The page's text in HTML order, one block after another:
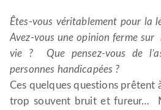
Êtes-vous véritablement pour la
Avez-vous une opinion ferme
vie ? Que pensez-vous de
personnes handicapées ?
Ces quelques questions
trop souvent bruit et fureur…